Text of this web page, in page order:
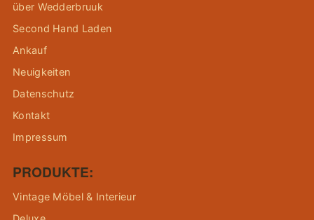
über Wedderbruuk
Second Hand Laden
Ankauf
Neuigkeiten
Datenschutz
Kontakt
Impressum
PRODUKTE:
Vintage Möbel & Interieur